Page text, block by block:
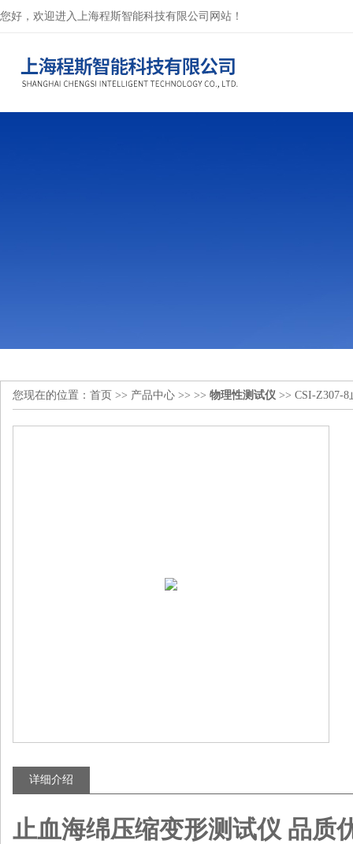
您好，欢迎进入上海程斯智能科技有限公司网站！
您现在的位置： 首页 >> 产品中心 >> >> 物理性测试仪 >> CSI-Z307-
详细介绍
止血海绵压缩变形测试仪 品质